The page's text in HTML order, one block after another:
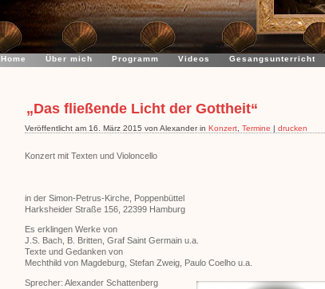
Home Über mich Programm Videos Gesangsunterricht
„Das fließende Licht der Gottheit“
Veröffentlicht am 16. März 2015 von Alexander in Konzert, Termine | drucken
Konzert mit Texten und Violoncello
in der Simon-Petrus-Kirche, Poppenbüttel
Harksheider Straße 156, 22399 Hamburg
Es erklingen Werke von
J.S. Bach, B. Britten, Graf Saint Germain u.a.
Texte und Gedanken von
Mechthild von Magdeburg, Stefan Zweig, Paulo Coelho u.a.
Sprecher: Alexander Schattenberg